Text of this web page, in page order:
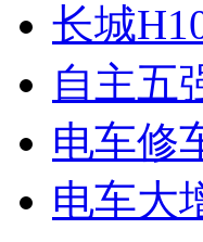
长城
自主五
电车修
电车大